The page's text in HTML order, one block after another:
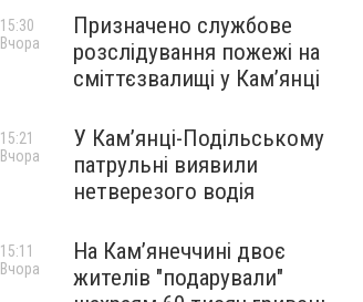
Призначено службове
розслідування пожежі на
сміттєзвалищі у Кам’янці
15:30
Вчора
У Кам’янці-Подільському
патрульні виявили
нетверезого водія
15:21
Вчора
На Камʼянеччині двоє
жителів "подарували"
15:11
Вчора